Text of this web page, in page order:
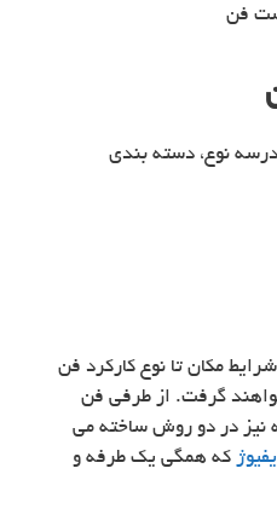
فن
نوع، دسته بندی
مکان تا نوع کارکرد فن
گرفت. از طرفی فن
نیز در دو روش ساخته می
که همگی یک طرفه و